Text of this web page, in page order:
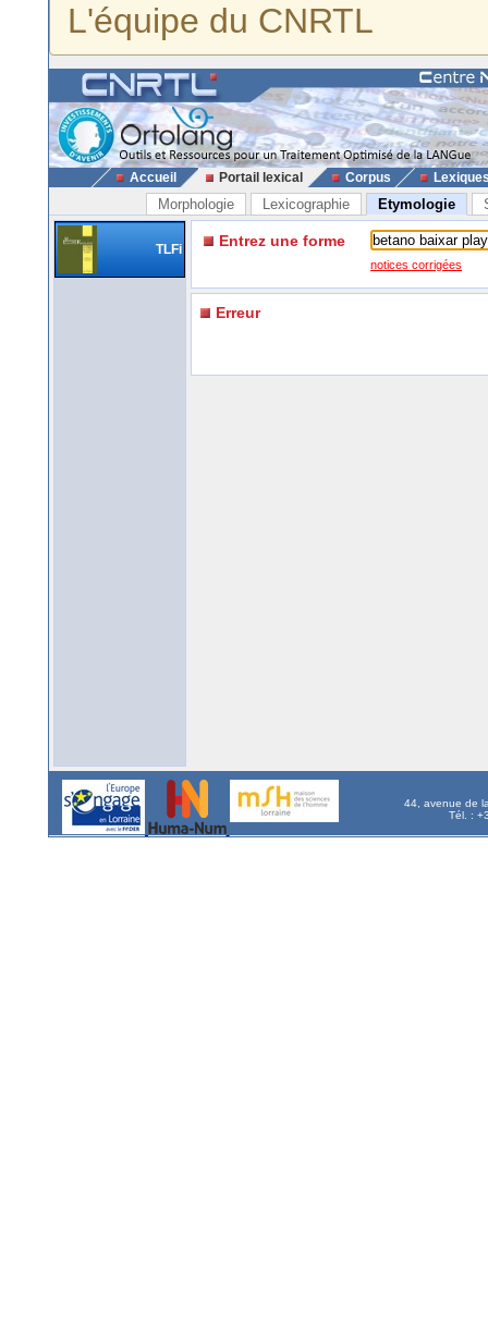
L'équipe du CNRTL
Accueil Portail lexical Corpus
Morphologie Lexicographie Etymologie
TLFi Entrez une forme
notices corrigées
Erreur
44, avenue de
Tél. :